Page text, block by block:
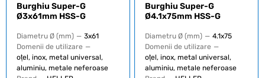
Burghiu Super-G
Ø3x61mm HSS-G
Diametru Ø (mm) — 3x61
Domenii de utilizare —
oțel, inox, metal universal,
aluminiu, metale neferoase
Burghiu Super-G
Ø4.1x75mm HSS-G
Diametru Ø (mm) — 4.1x75
Domenii de utilizare —
oțel, inox, metal universal,
aluminiu, metale neferoase